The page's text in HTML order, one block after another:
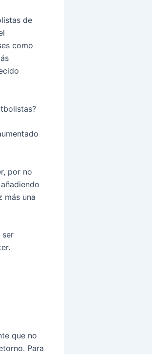
de
como
por no
más una
ser
que no
Para